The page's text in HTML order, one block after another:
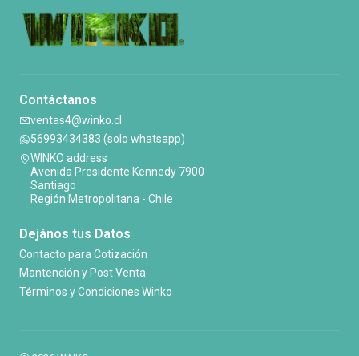
Contáctanos
ventas4@winko.cl
56993434383 (solo whatsapp)
WINKO address
Avenida Presidente Kennedy 7900
Santiago
Región Metropolitana - Chile
Dejános tus Datos
Contacto para Cotización
Mantención y Post Venta
Términos y Condiciones Winko